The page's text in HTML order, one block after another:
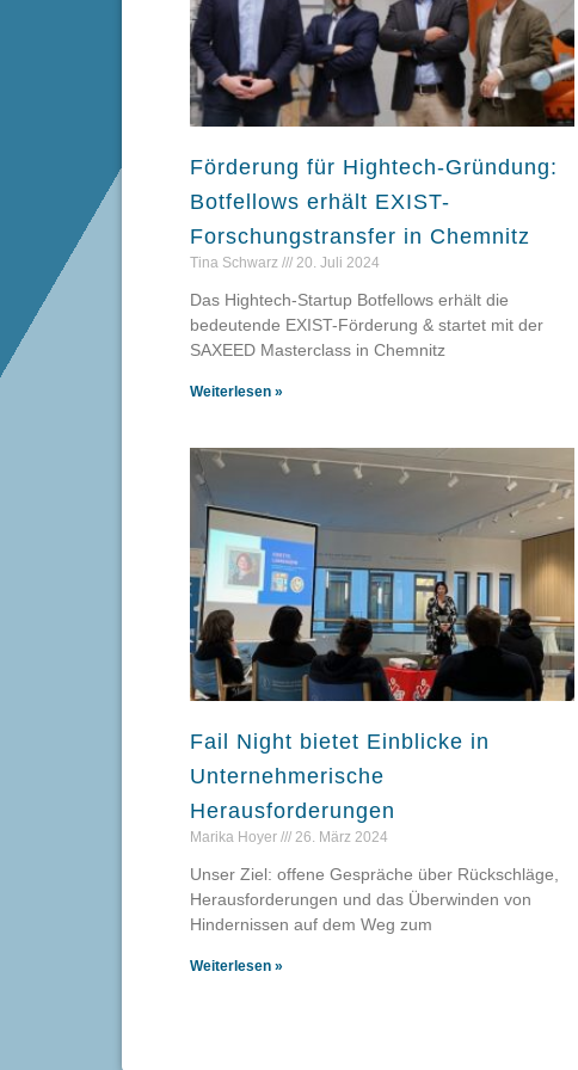
Förderung für Hightech-Gründung:
Botfellows erhält EXIST-
Forschungstransfer in Chemnitz
Tina Schwarz 20. Juli 2024
Das Hightech-Startup Botfellows erhält die
bedeutende EXIST-Förderung & startet mit der
SAXEED Masterclass in Chemnitz
Weiterlesen »
Fail Night bietet Einblicke in
Unternehmerische
Herausforderungen
Marika Hoyer 26. März 2024
Unser Ziel: offene Gespräche über Rückschläge,
Herausforderungen und das Überwinden von
Hindernissen auf dem Weg zum
Weiterlesen »